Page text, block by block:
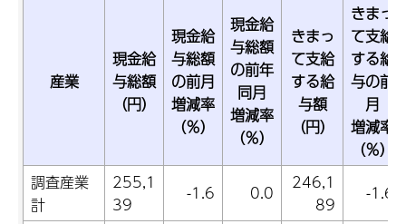
産業
現金給
与総額
（円）
現金給
与総額
の前月
増減率
（％）
現金給
与総額
の前年
同月
増減率
（％）
きまっ
て支給
する給
与額
（円）
きまっ
て支給
する給
与の前
月
増減率
（％）
調査産業
計
255,1
39
-1.6 0.0
246,1
89
-1.6